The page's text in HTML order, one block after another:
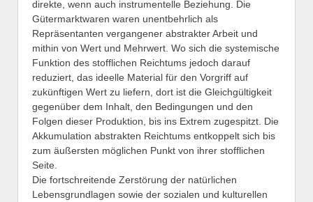
direkte, wenn auch instrumentelle Beziehung. Die
Gütermarktwaren waren unentbehrlich als
Repräsentanten vergangener abstrakter Arbeit und
mithin von Wert und Mehrwert. Wo sich die systemische
Funktion des stofflichen Reichtums jedoch darauf
reduziert, das ideelle Material für den Vorgriff auf
zukünftigen Wert zu liefern, dort ist die Gleichgültigkeit
gegenüber dem Inhalt, den Bedingungen und den
Folgen dieser Produktion, bis ins Extrem zugespitzt. Die
Akkumulation abstrakten Reichtums entkoppelt sich bis
zum äußersten möglichen Punkt von ihrer stofflichen
Seite.
Die fortschreitende Zerstörung der natürlichen
Lebensgrundlagen sowie der sozialen und kulturellen